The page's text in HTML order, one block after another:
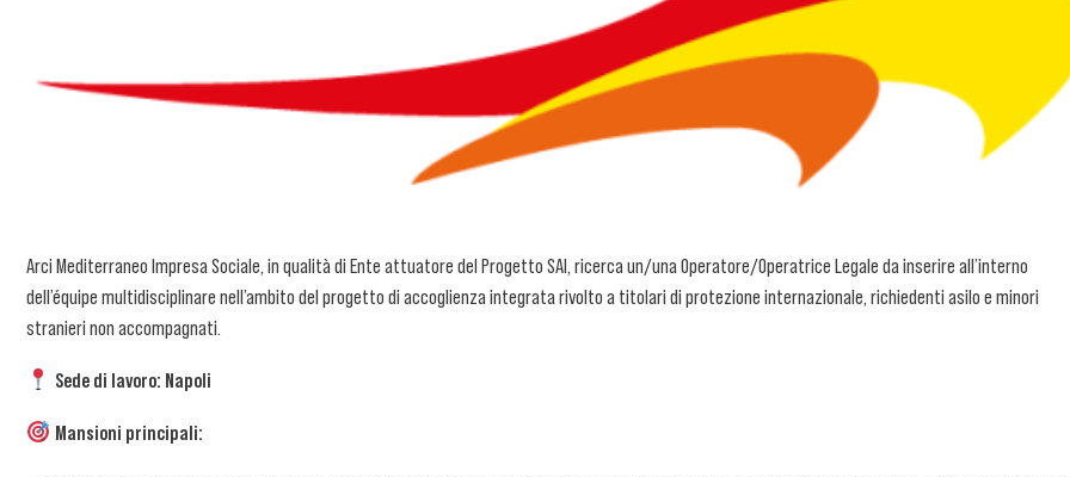
Arci Mediterraneo Impresa Sociale, in qualità di Ente attuatore del Progetto SAI, ricerca un/una Operatore/Operatrice Legale da inserire all’interno
dell’équipe multidisciplinare nell’ambito del progetto di accoglienza integrata rivolto a titolari di protezione internazionale, richiedenti asilo e minori
stranieri non accompagnati.
Sede di lavoro: Napoli
Mansioni principali: